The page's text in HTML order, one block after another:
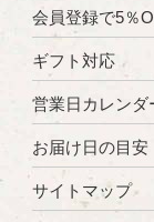
会員登録で5％
ギフト対応
営業日カレンダ
お届け日の目安
サイトマップ